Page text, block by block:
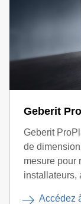
Geberit
Geberit
de
mesure pour
installateurs,
Accédez